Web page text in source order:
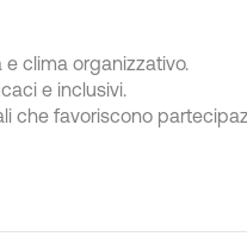
clima organizzativo.
e inclusivi.
che favoriscono